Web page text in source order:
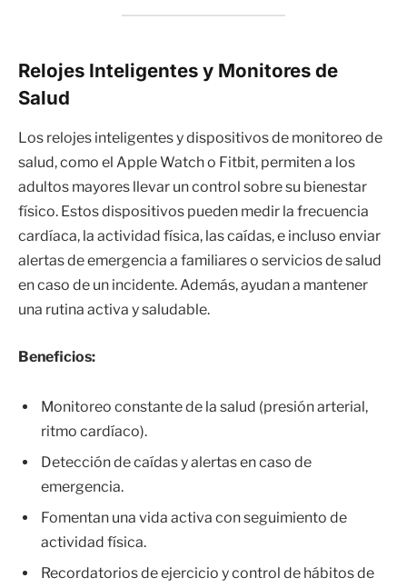
Relojes Inteligentes y Monitores de
Salud
Los relojes inteligentes y dispositivos de monitoreo de
salud, como el Apple Watch o Fitbit, permiten a los
adultos mayores llevar un control sobre su bienestar
físico. Estos dispositivos pueden medir la frecuencia
cardíaca, la actividad física, las caídas, e incluso enviar
alertas de emergencia a familiares o servicios de salud
en caso de un incidente. Además, ayudan a mantener
una rutina activa y saludable.
Beneficios:
Monitoreo constante de la salud (presión arterial,
ritmo cardíaco).
Detección de caídas y alertas en caso de
emergencia.
Fomentan una vida activa con seguimiento de
actividad física.
Recordatorios de ejercicio y control de hábitos de